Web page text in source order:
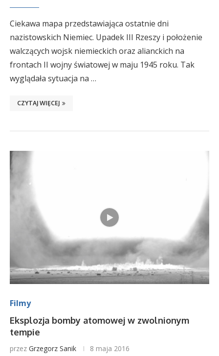
Ciekawa mapa przedstawiająca ostatnie dni
nazistowskich Niemiec. Upadek III Rzeszy i położenie
walczących wojsk niemieckich oraz alianckich na
frontach II wojny światowej w maju 1945 roku. Tak
wyglądała sytuacja na …
CZYTAJ WIĘCEJ
Filmy
Eksplozja bomby atomowej w zwolnionym
tempie
przez Grzegorz Sanik 8 maja 2016